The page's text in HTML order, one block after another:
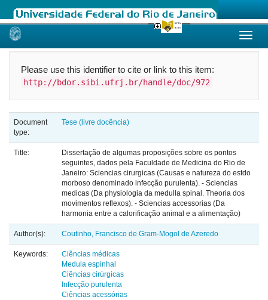
Skip
Please use this identifier to cite or link to this item:
http://bdor.sibi.ufrj.br/handle/doc/972
Document
type:
Tese (livre docência)
Title:
Dissertação de algumas proposições sobre os pontos
seguintes, dados pela Faculdade de Medicina do Rio de
Janeiro: Sciencias cirurgicas (Causas e natureza do estdo
morboso denominado infecção purulenta). - Sciencias
medicas (Da physiologia da medulla spinal. Theoria dos
movimentos reflexos). - Sciencias accessorias (Da
harmonia entre a calorificação animal e a alimentação)
Author(s): Coutinho, Francisco de Gram-Mogol de Azeredo
Keywords:
Ciências médicas
Medula espinhal
Ciências cirúrgicas
Infecção purulenta
Ciências acessórias